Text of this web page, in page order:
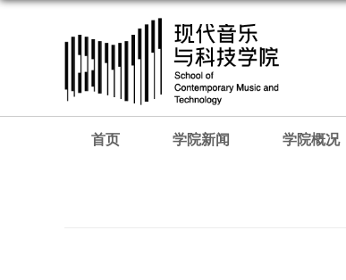
首页 学院新闻 学院概况